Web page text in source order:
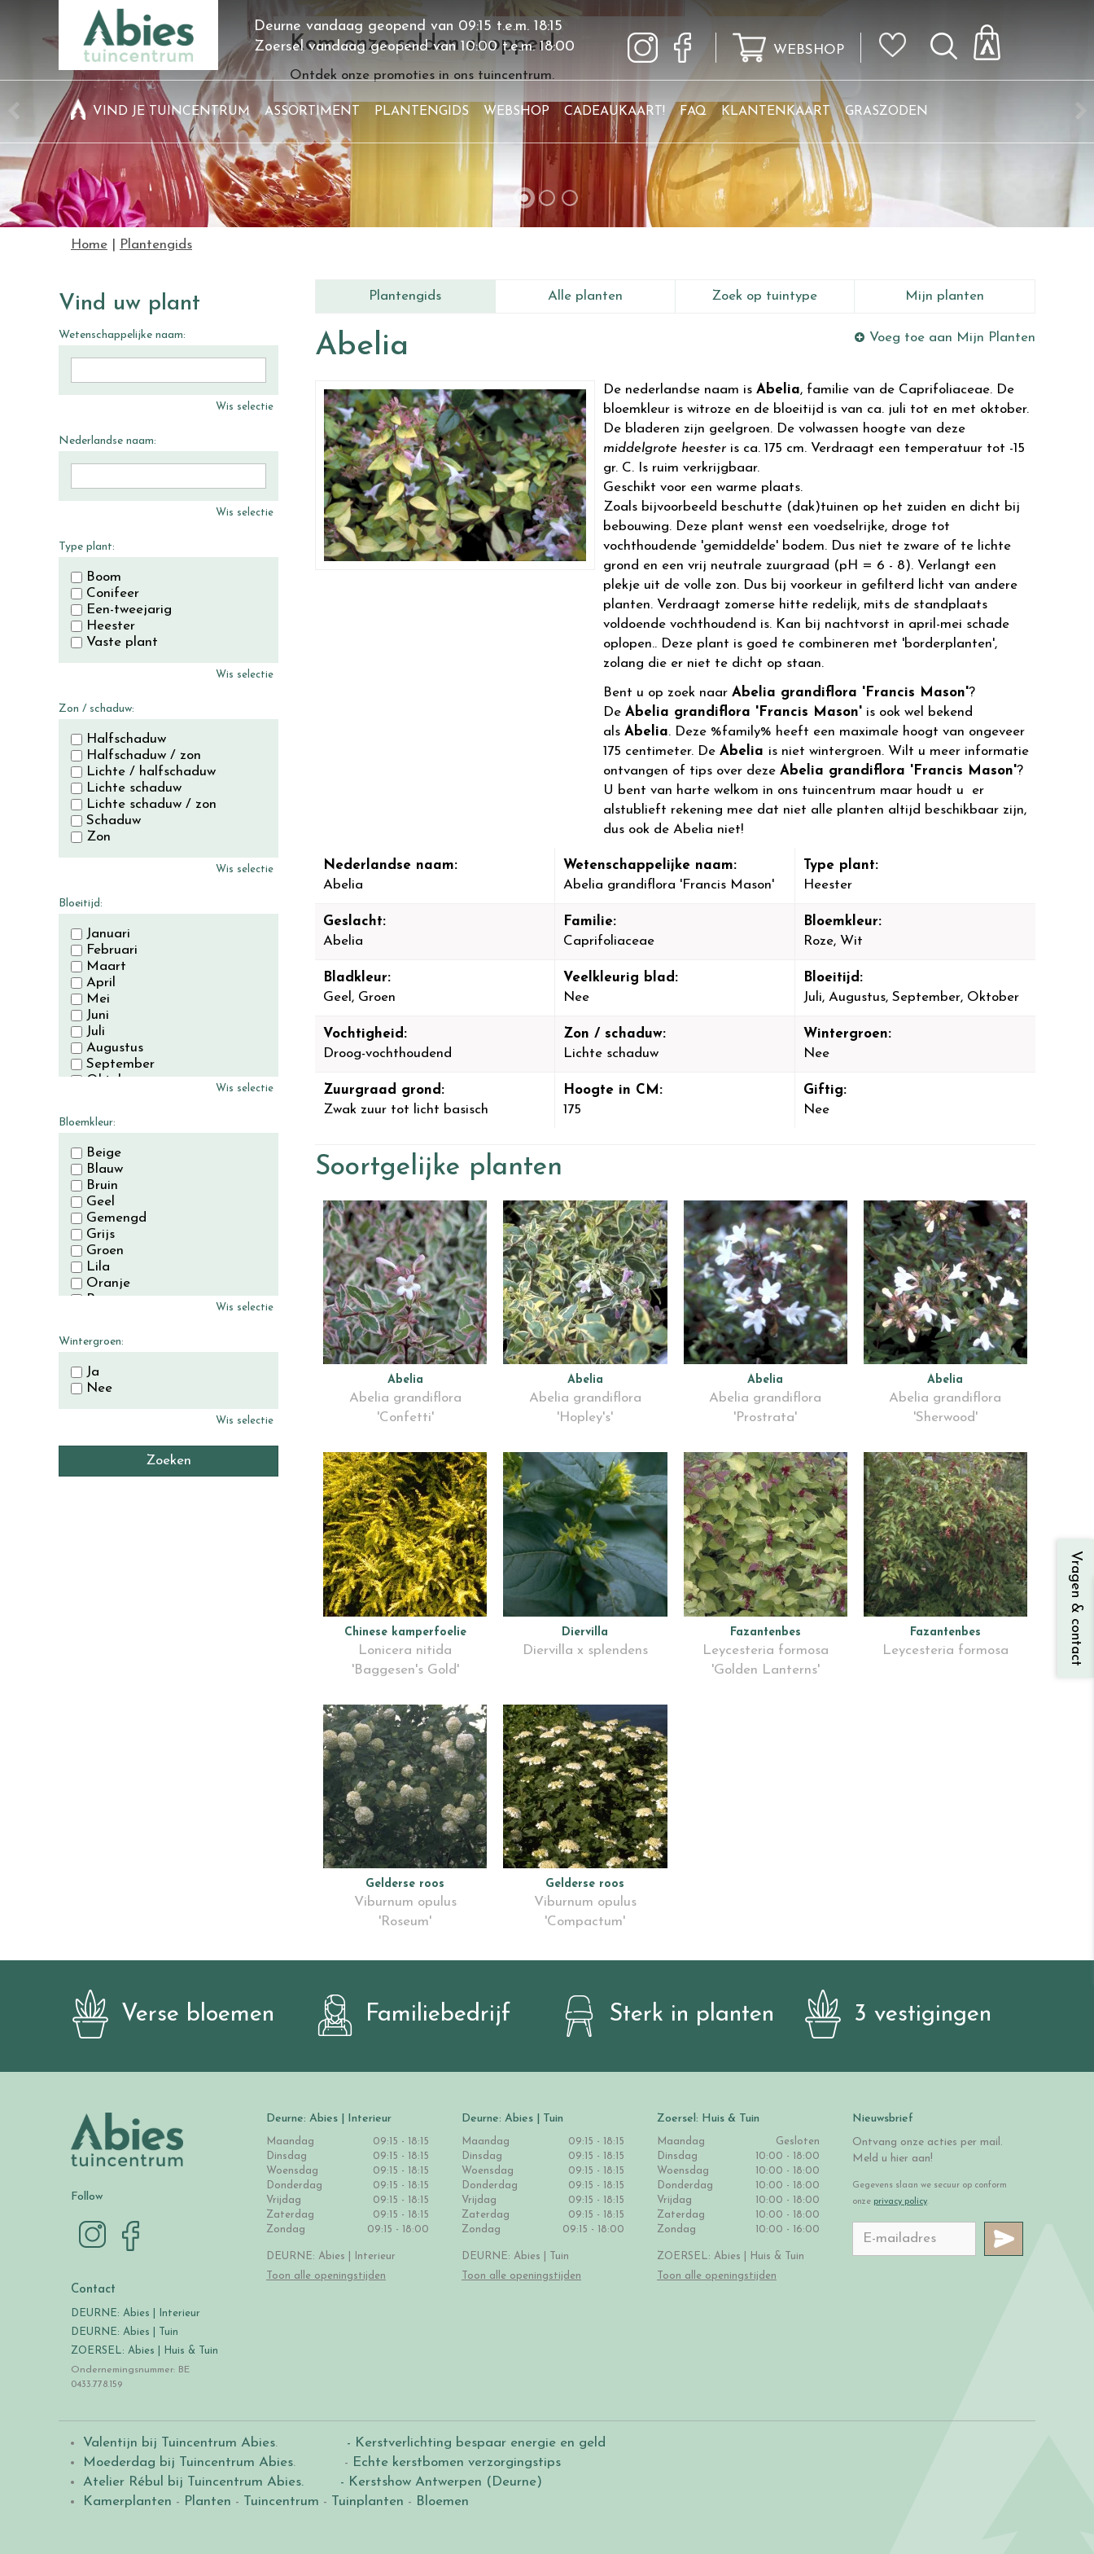
Kom onze solden shoppen!
Ontdek onze promoties in ons tuincentrum.
Home Plantengids
Deurne vandaag geopend van 09:15 t.e.m. 18:15
Zoersel vandaag geopend van10:00t.e.m.18:00 WEBSHOP
VIND JE TUINCENTRUM ASSORTIMENT PLANTENGIDS WEBSHOP CADEAUKAART! FAQ KLANTENKAART GRASZODEN
Plantengids Alle planten Zoek op tuintype Mijn planten
Abelia Voeg toe aan Mijn Planten
De nederlandse naam is Abelia, familie van de Caprifoliaceae. De
bloemkleur is witroze en de bloeitijd is van ca. juli tot en met oktober.
De bladeren zijn geelgroen. De volwassen hoogte van deze
middelgrote heester is ca. 175 cm. Verdraagt een temperatuur tot -15
gr. C. Is ruim verkrijgbaar.
Geschikt voor een warme plaats.
Zoals bijvoorbeeld beschutte (dak)tuinen op het zuiden en dicht bij
bebouwing. Deze plant wenst een voedselrijke, droge tot
vochthoudende 'gemiddelde' bodem. Dus niet te zware of te lichte
grond en een vrij neutrale zuurgraad (pH = 6 - 8). Verlangt een
plekje uit de volle zon. Dus bij voorkeur in gefilterd licht van andere
planten. Verdraagt zomerse hitte redelijk, mits de standplaats
voldoende vochthoudend is. Kan bij nachtvorst in april-mei schade
oplopen.. Deze plant is goed te combineren met 'borderplanten',
zolang die er niet te dicht op staan.
Bent u op zoek naar Abelia grandiflora 'Francis Mason'?
De Abelia grandiflora 'Francis Mason' is ook wel bekend
als Abelia. Deze %family% heeft een maximale hoogt van ongeveer
175 centimeter. De Abelia is niet wintergroen. Wilt u meer informatie
ontvangen of tips over deze Abelia grandiflora 'Francis Mason'?
U bent van harte welkom in ons tuincentrum maar houdt u er
alstublieft rekening mee dat niet alle planten altijd beschikbaar zijn,
dus ook de Abelia niet!
Nederlandse naam:
Abelia
Wetenschappelijke naam:
Abelia grandiflora 'Francis Mason'
Type plant:
Heester
Geslacht:
Abelia
Familie:
Caprifoliaceae
Bloemkleur:
Roze, Wit
Bladkleur:
Geel, Groen
Veelkleurig blad:
Nee
Bloeitijd:
Juli, Augustus, September, Oktober
Vochtigheid:
Droog-vochthoudend
Zon / schaduw:
Lichte schaduw
Wintergroen:
Nee
Zuurgraad grond:
Zwak zuur tot licht basisch
Hoogte in CM:
175
Giftig:
Nee
Soortgelijke planten
Abelia
Abelia grandiflora
'Confetti'
Abelia
Abelia grandiflora
'Hopley's'
Abelia
Abelia grandiflora
'Prostrata'
Abelia
Abelia grandiflora
'Sherwood'
Chinese kamperfoelie
Lonicera nitida
'Baggesen's Gold'
Diervilla
Diervilla x splendens
Fazantenbes
Leycesteria formosa
'Golden Lanterns'
Fazantenbes
Leycesteria formosa
Gelderse roos
Viburnum opulus
'Roseum'
Gelderse roos
Viburnum opulus
'Compactum'
Vind uw plant
Wetenschappelijke naam:
Wis selectie
Nederlandse naam:
Wis selectie
Type plant:
Boom
Conifeer
Een-tweejarig
Heester
Vaste plant
Wis selectie
Zon / schaduw:
Halfschaduw
Halfschaduw / zon
Lichte / halfschaduw
Lichte schaduw
Lichte schaduw / zon
Schaduw
Zon
Wis selectie
Bloeitijd:
Januari
Februari
Maart
April
Mei
Juni
Juli
Augustus
September
Oktober
Wis selectie
Bloemkleur:
Beige
Blauw
Bruin
Geel
Gemengd
Grijs
Groen
Lila
Oranje
Paars
Wit
Zwart
Wis selectie
Wintergroen:
Ja
Nee
Wis selectie
Verse bloemen Familiebedrijf Sterk in planten 3 vestigingen
Follow
Contact
DEURNE: Abies | Interieur
DEURNE: Abies | Tuin
ZOERSEL: Abies | Huis & Tuin
Ondernemingsnummer: BE
0433.778.159
Deurne: Abies | Interieur
Maandag
09:15 - 18:15
Dinsdag
09:15 - 18:15
Woensdag
09:15 - 18:15
Donderdag
09:15 - 18:15
Vrijdag
09:15 - 18:15
Zaterdag
09:15 - 18:15
Zondag
09:15 - 18:00
DEURNE: Abies | Interieur
Toon alle openingstijden
Deurne: Abies | Tuin
Maandag
09:15 - 18:15
Dinsdag
09:15 - 18:15
Woensdag
09:15 - 18:15
Donderdag
09:15 - 18:15
Vrijdag
09:15 - 18:15
Zaterdag
09:15 - 18:15
Zondag
09:15 - 18:00
DEURNE: Abies | Tuin
Toon alle openingstijden
Zoersel: Huis & Tuin
Maandag
Gesloten
Dinsdag
10:00 - 18:00
Woensdag
10:00 - 18:00
Donderdag
10:00 - 18:00
Vrijdag
10:00 - 18:00
Zaterdag
10:00 - 18:00
Zondag
10:00 - 16:00
ZOERSEL: Abies | Huis & Tuin
Toon alle openingstijden
Nieuwsbrief
Ontvang onze acties per mail.
Meld u hier aan!
Gegevens slaan we secuur op conform
onze privacy policy.
Valentijn bij Tuincentrum Abies.
- Kerstverlichting bespaar energie en geld
Moederdag bij Tuincentrum Abies. - Echte kerstbomen verzorgingstips
Atelier Rébul bij Tuincentrum Abies.
- Kerstshow Antwerpen (Deurne)
Kamerplanten - Planten - Tuincentrum - Tuinplanten - Bloemen
Vragen & contact